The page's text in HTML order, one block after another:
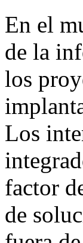
En el
de la
los
Los
factor
de